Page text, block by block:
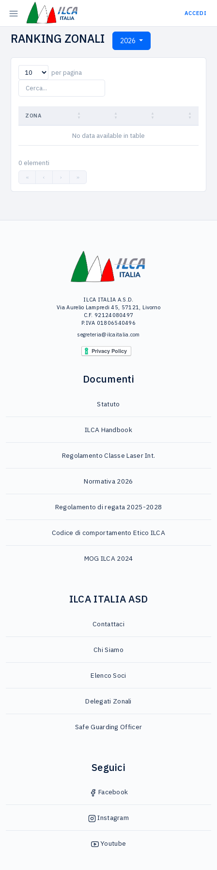
ACCEDI
RANKING ZONALI 2026
per pagina
ZONA
No data available in table
0 elementi
« ‹ › »
ILCA ITALIA A.S.D.
Via Aurelio Lampredi 45, 57121, Livorno
C.F. 92124080497
P.IVA 01806540496
segreteria@ilcaitalia.com
Documenti
Statuto
ILCA Handbook
Regolamento Classe Laser Int.
Normativa 2026
Regolamento di regata 2025-2028
Codice di comportamento Etico ILCA
MOG ILCA 2024
ILCA ITALIA ASD
Contattaci
Chi Siamo
Elenco Soci
Delegati Zonali
Safe Guarding Officer
Seguici
Facebook
Instagram
Youtube